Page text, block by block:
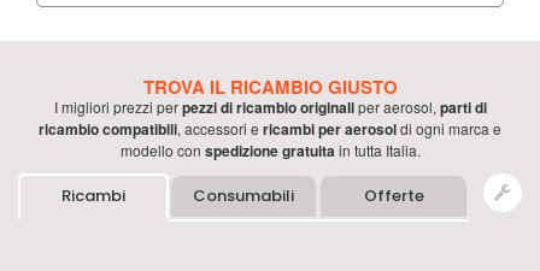
TROVA IL RICAMBIO GIUSTO
I migliori prezzi perpezzi di ricambio originaliperaerosol, parti di
ricambio compatibili, accessori e ricambi peraerosoldi ogni marca e
modello con spedizione gratuita in tutta Italia.
Ricambi Consumabili Offerte